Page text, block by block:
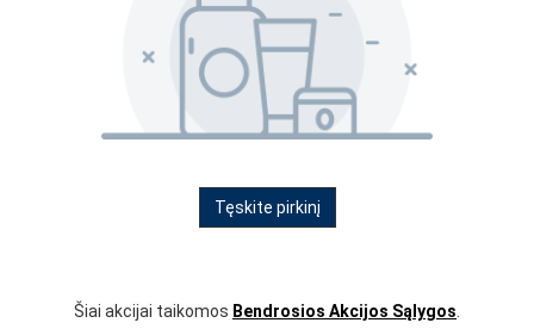
Tęskite pirkinį
Šiai akcijai taikomos Bendrosios Akcijos Sąlygos